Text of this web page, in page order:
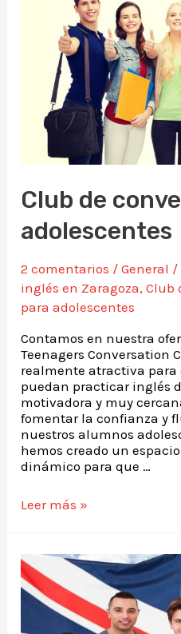
Club de
adolescentes
2 comentarios /General /
inglés en Zaragoza,Club
para adolescentes
Contamos en nuestra
Teenagers Conversation
realmente atractiva para
puedan practicar inglés
motivadora y muy
fomentar la confianza y
nuestros alumnos
hemos creado un
dinámico para que …
Leer más »